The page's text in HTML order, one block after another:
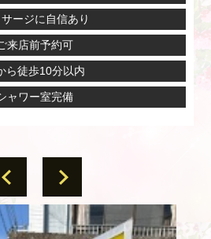
ージに自信あり
来店前予約可
ら徒歩10分以内
ャワー室完備